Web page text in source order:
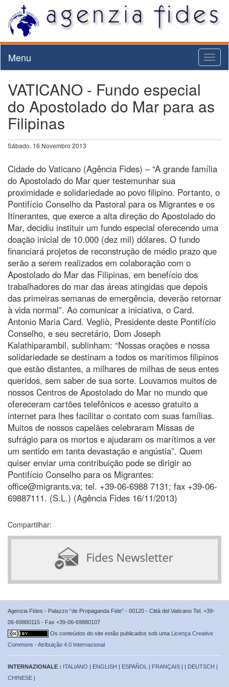
Menu
VATICANO - Fundo especial
do Apostolado do Mar para as
Filipinas
Sábado, 16 Novembro 2013
Cidade do Vaticano (Agência Fides) – “A grande família
do Apostolado do Mar quer testemunhar sua
proximidade e solidariedade ao povo filipino. Portanto, o
Pontifício Conselho da Pastoral para os Migrantes e os
Itinerantes, que exerce a alta direção do Apostolado do
Mar, decidiu instituir um fundo especial oferecendo uma
doação inicial de 10.000 (dez mil) dólares. O fundo
financiará projetos de reconstrução de médio prazo que
serão a serem realizados em colaboração com o
Apostolado do Mar das Filipinas, em benefício dos
trabalhadores do mar das áreas atingidas que depois
das primeiras semanas de emergência, deverão retornar
à vida normal”. Ao comunicar a iniciativa, o Card.
Antonio Maria Card. Vegliò, Presidente deste Pontifício
Conselho, e seu secretário, Dom Joseph
Kalathiparambil, sublinham: “Nossas orações e nossa
solidariedade se destinam a todos os marítimos filipinos
que estão distantes, a milhares de milhas de seus entes
queridos, sem saber de sua sorte. Louvamos muitos de
nossos Centros de Apostolado do Mar no mundo que
ofereceram cartões telefônicos e acesso gratuito a
internet para lhes facilitar o contato com suas famílias.
Muitos de nossos capelães celebraram Missas de
sufrágio para os mortos e ajudaram os marítimos a ver
um sentido em tanta devastação e angústia”. Quem
quiser enviar uma contribuição pode se dirigir ao
Pontifício Conselho para os Migrantes:
office@migrants.va; tel. +39-06-6988 7131; fax +39-06-
69887111. (S.L.) (Agência Fides 16/11/2013)
Compartilhar:
Agenzia Fides - Palazzo “de Propaganda Fide” - 00120 - Città del Vaticano Tel. +39-
06-69880115 - Fax +39-06-69880107
Os conteúdos do site estão publicados sob uma Licença Creative
Commons - Atribuição 4.0 Internacional
INTERNAZIONALE : ITALIANO | ENGLISH | ESPAÑOL | FRANÇAIS | | DEUTSCH |
CHINESE |